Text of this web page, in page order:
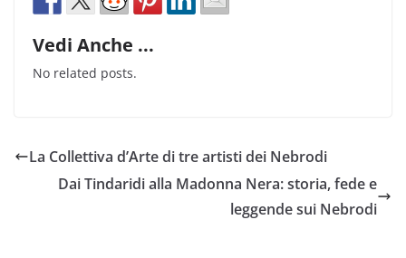
Vedi Anche ...
No related posts.
La Collettiva d’Arte di tre artisti dei Nebrodi
Dai Tindaridi alla Madonna Nera: storia, fede e
leggende sui Nebrodi